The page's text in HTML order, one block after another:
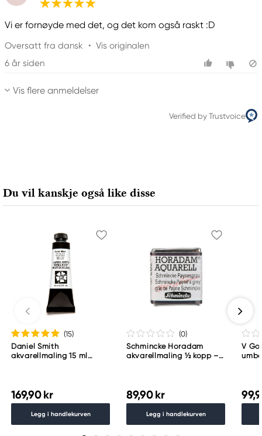
Vi er fornøyde med det, og det kom også raskt :D
Oversatt fra dansk • Vis originalen
6 år siden
Vis flere anmeldelser
Verified by Trustvoice
Du vil kanskje også like disse
(15)
Daniel Smith
akvarellmaling 15 ml
169,90 kr
Legg i handlekurven
(0)
Schmincke Horadam
akvarellmaling ½ kopp –
89,90 kr
Legg i handlekurven
V